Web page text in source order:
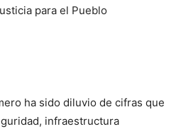
para el Pueblo
ha sido diluvio de cifras que
infraestructura